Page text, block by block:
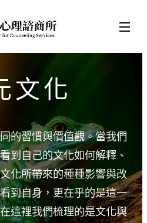
文化
的習慣與價值觀。當我們
到自己的文化如何解釋、
化所帶來的種種影響與改
到自身，更在乎的是這一
這裡我們梳理的是文化與